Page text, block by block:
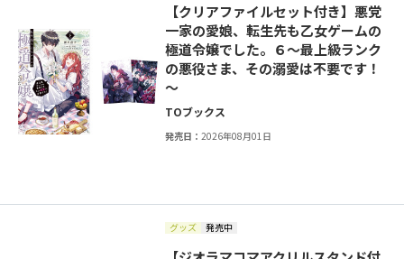
【クリアファイルセット付き】悪党
一家の愛娘、転生先も乙女ゲームの
極道令嬢でした。６～最上級ランク
の悪役さま、その溺愛は不要です！
～
TOブックス
発売日：2026年08月01日
グッズ 発売中